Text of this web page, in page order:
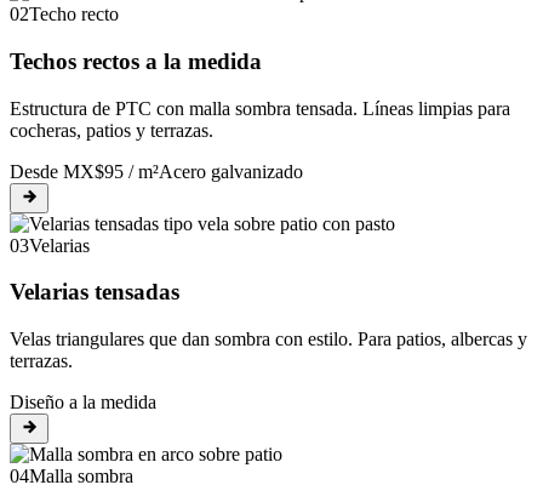
02Techo recto
Techos rectos a la medida
Estructura de PTC con malla sombra tensada. Líneas limpias para
cocheras, patios y terrazas.
Desde MX$95 / m²Acero galvanizado
03Velarias
Velarias tensadas
Velas triangulares que dan sombra con estilo. Para patios, albercas y
terrazas.
Diseño a la medida
04Malla sombra